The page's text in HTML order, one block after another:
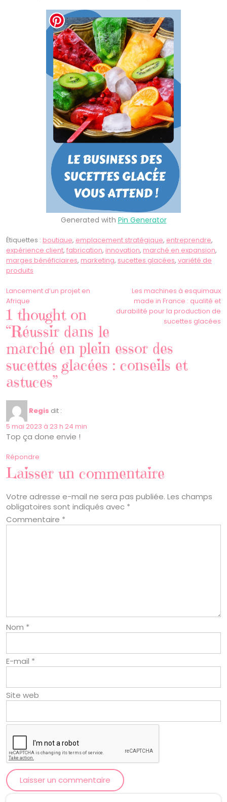
Generated with Pin Generator
Étiquettes : boutique, emplacement stratégique, entreprendre,
expérience client, fabrication, innovation, marché en expansion,
marges bénéficiaires, marketing, sucettes glacées, variété de
produits
Navigation
de
l’article
Lancement d’un projet en
Afrique
Les machines à esquimaux
made in France : qualité et
durabilité pour la production de
sucettes glacées
1 thought on
“Réussir dans le
marché en plein essor des
sucettes glacées : conseils et
astuces”
Regis dit :
5 mai 2023 à 23 h 24 min
Top ça done envie !
Répondre
Laisser un commentaire
Votre adresse e-mail ne sera pas publiée. Les champs
obligatoires sont indiqués avec *
Commentaire *
Nom *
E-mail *
Site web